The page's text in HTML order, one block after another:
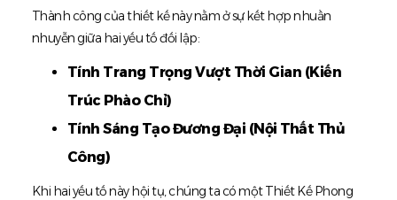
Thành công của thiết kế này nằm ở sự kết hợp nhuần
nhuyễn giữa hai yếu tố đối lập:
Tính Trang Trọng Vượt Thời Gian (Kiến
Trúc Phào Chỉ)
Tính Sáng Tạo Đương Đại (Nội Thất Thủ
Công)
Khi hai yếu tố này hội tụ, chúng ta có một Thiết Kế Phong